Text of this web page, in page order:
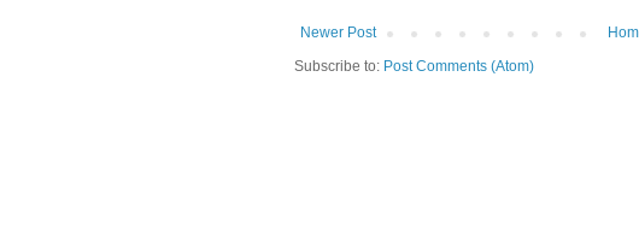
Newer Post
Subscribe to: Post Comments (Atom)